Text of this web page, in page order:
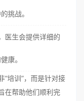
挑战。
医生会提供详细的
康。
“培训”，而是针对接
在帮助他们顺利完